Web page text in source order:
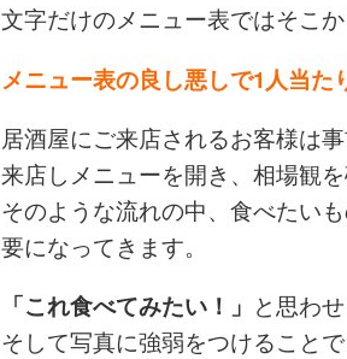
文字だけのメニュー表ではそこ
メニュー表の良し悪しで1人当た
居酒屋にご来店されるお客様は
来店しメニューを開き、相場観
そのような流れの中、食べたい
要になってきます。
「これ食べてみたい！」 と思わ
そして写真に強弱をつけること